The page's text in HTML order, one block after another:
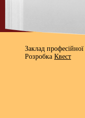
Заклад
Розробка Квест